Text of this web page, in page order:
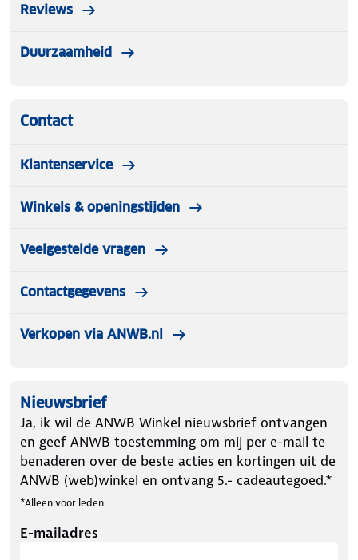
Reviews
Duurzaamheid
Contact
Klantenservice
Winkels & openingstijden
Veelgestelde vragen
Contactgegevens
Verkopen via ANWB.nl
Nieuwsbrief
Ja, ik wil de ANWB Winkel nieuwsbrief ontvangen
en geef ANWB toestemming om mij per e-mail te
benaderen over de beste acties en kortingen uit de
ANWB (web)winkel en ontvang 5.- cadeautegoed.*
*Alleen voor leden
E-mailadres